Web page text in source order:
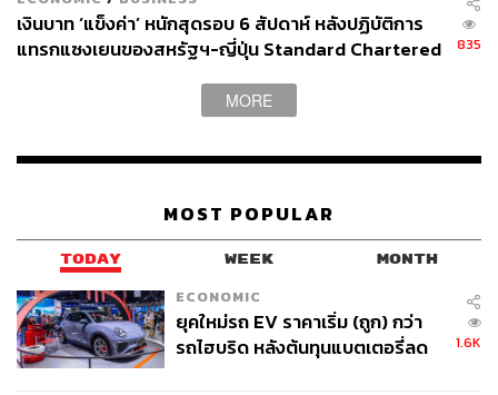
ไม่สุก ยังไม่กลม ยังประหลาดอยู่นิดหน่อย ความคิดที่คุณเชื่อ
ในมันจริงๆ แต่ยังหาวิธีพูดมันออกมาไม่ได้
คุณพิมพ์หา Claude ช่วยผลักดันความคิดของฉันหน่อย บอก
สามารถติดตาม THE STANDARD WEALTH
ผ่านแอปพลิเคชันต่างๆ ที่คุณสะดวกหรือใช้งานอยู่แล้วได้เลย
เงินบาท ‘แข็งค่า’ หนักสุดรอบ 6 สัปดาห์ หลังปฏิบัติการ
แทรกแซงเยนของสหรัฐฯ-ญี่ปุ่น Standard Chartered
835
MORE
MOST POPULAR
TODAY WEEK MONTH
ECONOMIC
ยุคใหม่รถ EV ราคาเริ่ม (ถูก) กว่า
รถไฮบริด หลังต้นทุนแบตเตอรี่ลด
1.6K